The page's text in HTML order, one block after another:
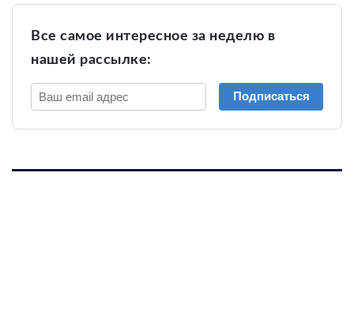
Все самое интересное за неделю в
нашей рассылке:
Подписаться